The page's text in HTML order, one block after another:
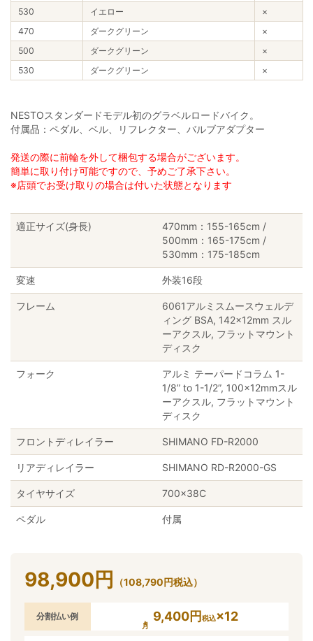
530
イエロー
×
470
ダークグリーン
×
500
ダークグリーン
×
530
ダークグリーン ×
NESTOスタンダードモデル初のグラベルロードバイク。
付属品：ペダル、ベル、リフレクター、バルブアダプター
発送の際に前輪を外して梱包する場合がございます。
簡単に取り付け可能ですので、予めご了承下さい。
※店頭でお受け取りの場合は付いた状態となります
適正サイズ(身長)
470mm：155-165cm /
500mm：165-175cm /
530mm：175-185cm
変速 外装16段
フレーム
6061アルミスムースウェルデ
ィング BSA, 142x12mm スル
ーアクスル, フラットマウント
ディスク
フォーク
アルミ テーパードコラム 1-
1/8” to 1-1/2”, 100x12mmスル
ーアクスル, フラットマウント
ディスク
フロントディレイラー SHIMANO FD-R2000
リアディレイラー SHIMANO RD-R2000-GS
タイヤサイズ 700×38C
ペダル 付属
98,900円 （108,790円税込）
分割払い例 9,400円 税込×12